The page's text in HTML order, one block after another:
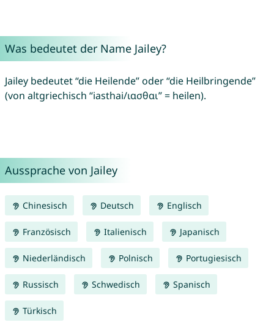
Was bedeutet der Name Jailey?
Jailey bedeutet “die Heilende” oder “die Heilbringende”
(von altgriechisch “iasthai/ιασθαι” = heilen).
Aussprache von Jailey
Chinesisch Deutsch Englisch
Französisch Italienisch Japanisch
Niederländisch Polnisch Portugiesisch
Russisch Schwedisch Spanisch
Türkisch